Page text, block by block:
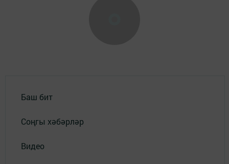
Баш бит
Соңгы хәбәрләр
Видео